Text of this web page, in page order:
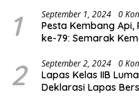
1 September 1, 2024 0
Pesta Kembang Api,
ke-79: Semarak
2 September 2, 2024 0
Lapas Kelas IIB
Deklarasi Lapas